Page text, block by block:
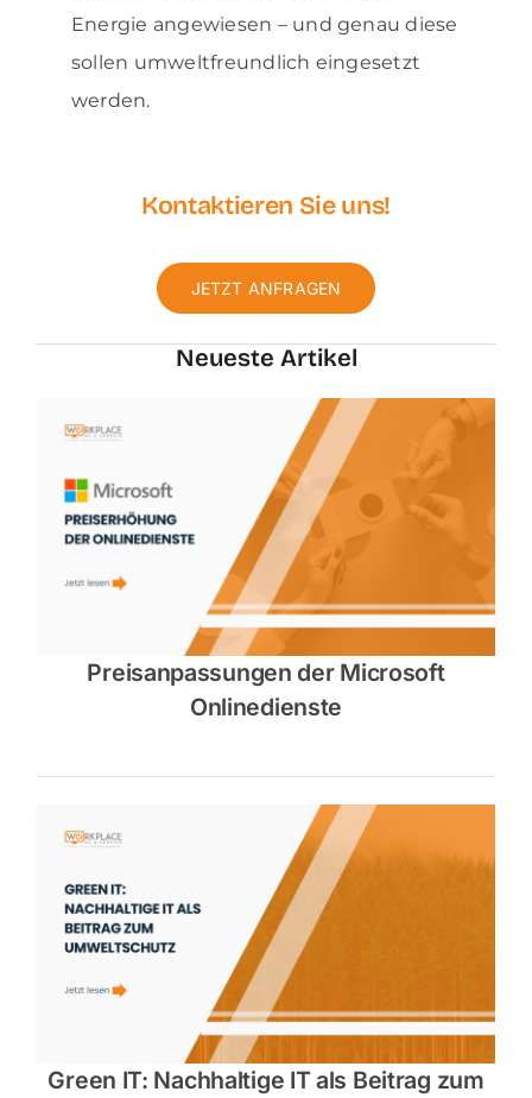
Energie angewiesen – und genau diese
sollen umweltfreundlich eingesetzt
werden.
Kontaktieren Sie uns!
JETZT ANFRAGEN
Neueste Artikel
Preisanpassungen der Microsoft
Onlinedienste
Green IT: Nachhaltige IT als Beitrag zum